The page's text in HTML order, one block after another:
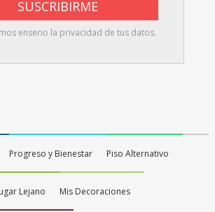
enserio la privacidad de tus datos.
Progreso y Bienestar Piso Alternativo
Lejano Mis Decoraciones